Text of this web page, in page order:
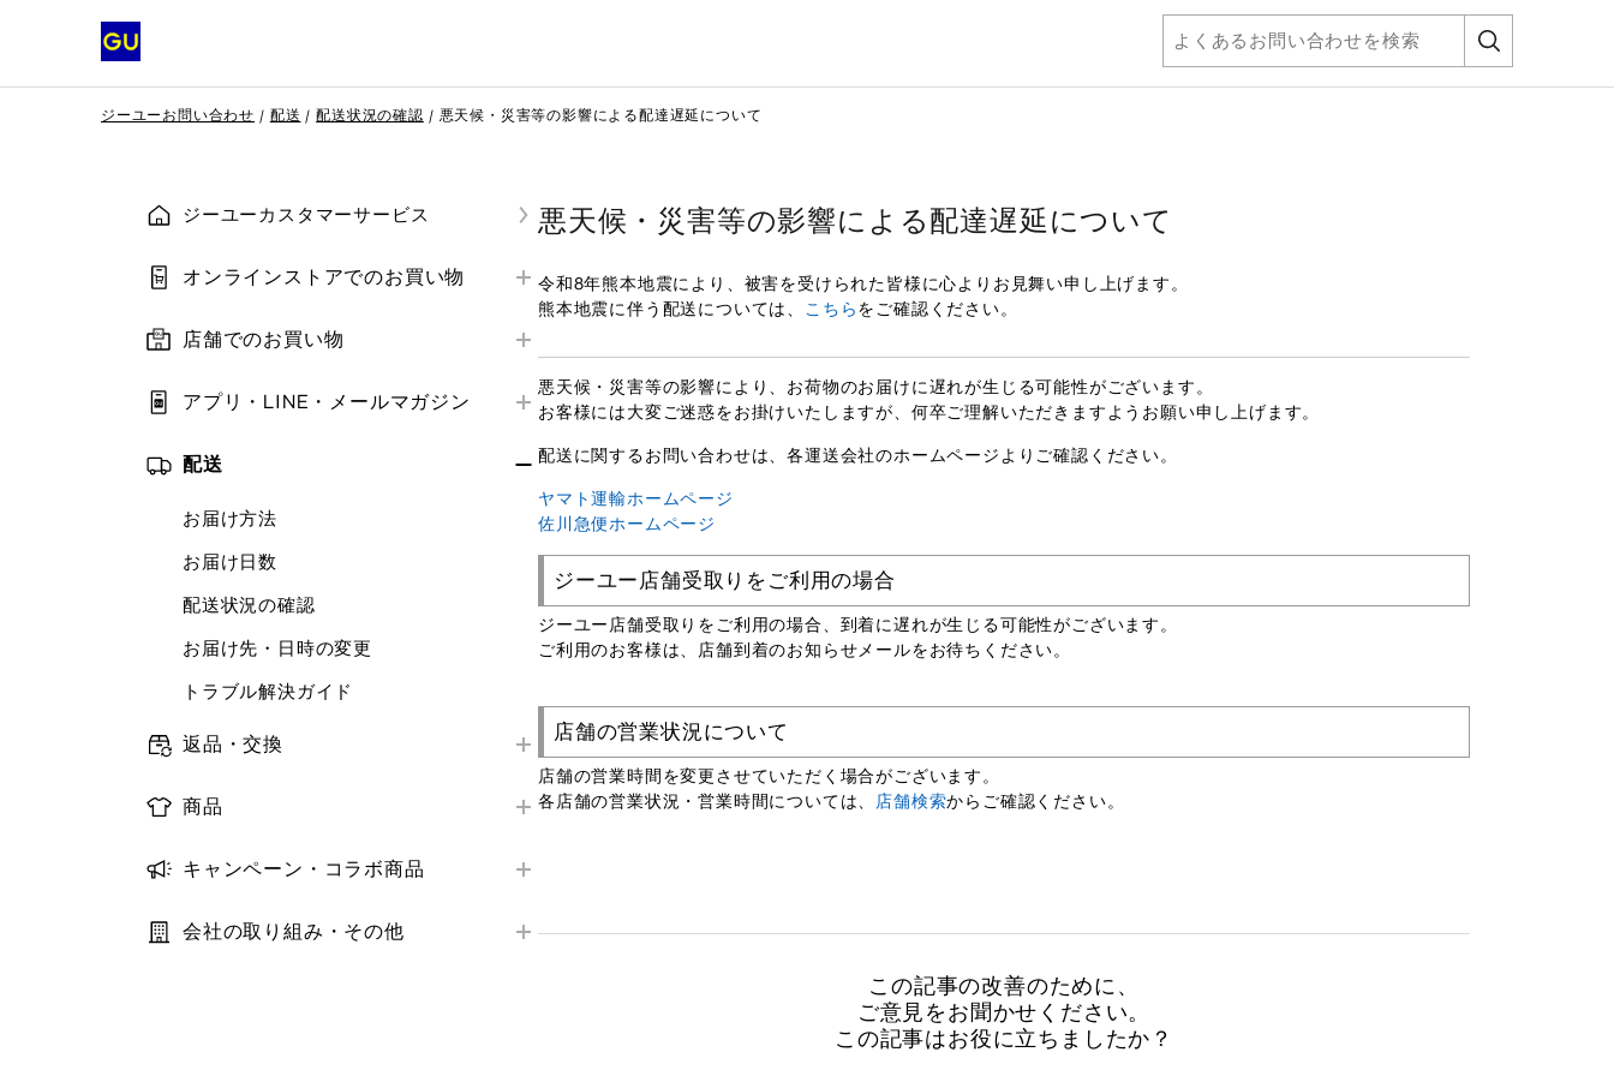
ジーユーお問い合わせ 配送 配送状況の確認 悪天候・災害等の影響による配達遅延について
ジーユーカスタマーサービス
オンラインストアでのお買い物
ご注文方法
クーポン
ORDER & PICK
予約販売
補正サービス
梱包・ギフトサービス
商品レビュー
店舗でのお買い物
補正サービス
クーポン
店舗で受けられるサービス
店舗サービスアンケート
トラブル解決ガイド
アプリ・LINE・メールマガジン
アプリ・LINE
メールマガジン
ログイン・会員情報
購入履歴
クーポン
StyleHint・LIVE STATION
推奨環境・設定
配送
お届け方法
お届け日数
配送状況の確認
お届け先・日時の変更
トラブル解決ガイド
返品・交換
返金の方法・時期
商品
在庫
キャンペーン・コラボ商品
コラボ商品
会社の取り組み・その他
悪天候・災害等の影響による配達遅延について
令和8年熊本地震により、被害を受けられた皆様に心よりお見舞い申し上げます。
熊本地震に伴う配送については、 こちらをご確認ください。
悪天候・災害等の影響により、お荷物のお届けに遅れが生じる可能性がございます。
お客様には大変ご迷惑をお掛けいたしますが、何卒ご理解いただきますようお願い申し上げます。
配送に関するお問い合わせは、各運送会社のホームページよりご確認ください。
ヤマト運輸ホームページ
佐川急便ホームページ
ジーユー店舗受取りをご利用の場合
ジーユー店舗受取りをご利用の場合、到着に遅れが生じる可能性がございます。
ご利用のお客様は、店舗到着のお知らせメールをお待ちください。
店舗の営業状況について
店舗の営業時間を変更させていただく場合がございます。
各店舗の営業状況・営業時間については、 店舗検索からご確認ください。
この記事の改善のために、
ご意見をお聞かせください。
この記事はお役に立ちましたか？